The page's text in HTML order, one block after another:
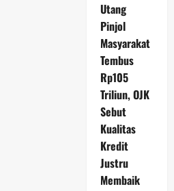
Utang
Pinjol
Masyarakat
Tembus
Rp105
Triliun, OJK
Sebut
Kualitas
Kredit
Justru
Membaik